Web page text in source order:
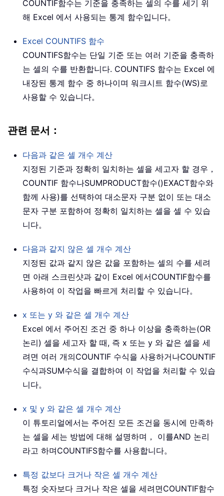
COUNTIF함수는 기준을 충족하는 셀의 수를 세기 위
해 Excel 에서 사용되는 통계 함수입니다。
Excel COUNTIFS 함수
COUNTIFS함수는 단일 기준 또는 여러 기준을 충족하
는 셀의 수를 반환합니다. COUNTIFS 함수는 Excel 에
내장된 통계 함수 중 하나이며 워크시트 함수(WS)로
사용할 수 있습니다。
관련 문서：
다음과 같은 셀 개수 계산
지정된 기준과 정확히 일치하는 셀을 세고자 할 경우，
COUNTIF 함수나SUMPRODUCT함수()EXACT함수와
함께 사용)를 선택하여 대소문자 구분 없이 또는 대소
문자 구분 포함하여 정확히 일치하는 셀을 셀 수 있습
니다。
다음과 같지 않은 셀 개수 계산
지정된 값과 같지 않은 값을 포함하는 셀의 수를 세려
면 아래 스크린샷과 같이 Excel 에서COUNTIF함수를
사용하여 이 작업을 빠르게 처리할 수 있습니다。
x 또는 y 와 같은 셀 개수 계산
Excel 에서 주어진 조건 중 하나 이상을 충족하는(OR
논리) 셀을 세고자 할 때, 즉 x 또는 y 와 같은 셀을 세
려면 여러 개의COUNTIF 수식을 사용하거나COUNTIF
수식과SUM수식을 결합하여 이 작업을 처리할 수 있습
니다。
x 및 y 와 같은 셀 개수 계산
이 튜토리얼에서는 주어진 모든 조건을 동시에 만족하
는 셀을 세는 방법에 대해 설명하며， 이를AND 논리
라고 하며COUNTIFS함수를 사용합니다。
특정 값보다 크거나 작은 셀 개수 계산
특정 숫자보다 크거나 작은 셀을 세려면COUNTIF함수